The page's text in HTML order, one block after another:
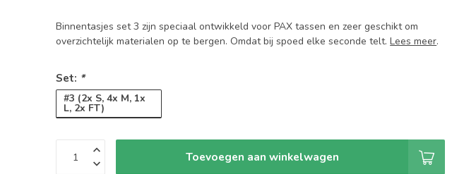
Binnentasjes set 3 zijn speciaal ontwikkeld voor PAX tassen en zeer geschikt om
overzichtelijk materialen op te bergen. Omdat bij spoed elke seconde telt.Lees meer.
Set: *
#3 (2x S, 4x M, 1x
L, 2x FT)
Toevoegen aan winkelwagen